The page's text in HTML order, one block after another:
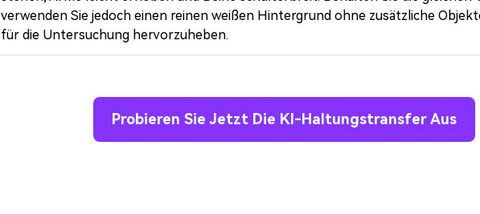
verwenden Sie jedoch einen reinen weißen Hintergrund ohne zusätzliche
für die Untersuchung hervorzuheben.
Probieren Sie Jetzt Die KI-Haltungstransfer Aus